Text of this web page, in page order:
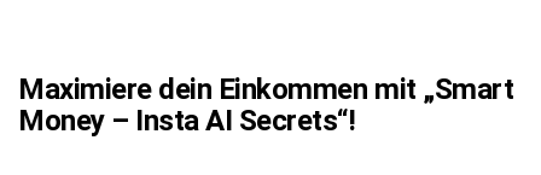
Maximiere dein Einkommen mit „Smart
Money – Insta AI Secrets“!